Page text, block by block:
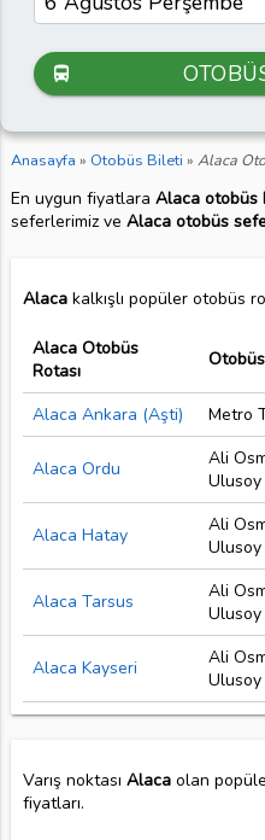
directions_bus
Anasayfa » Otobüs Bileti » Alaca
En uygun fiyatlara Alaca otobüs
seferlerimiz ve Alaca otobüs
Alacakalkışlı popüler otobüs
Alaca Otobüs
Rotası
Otobüs
Alaca Ankara (Aşti)
Metro
Alaca Ordu
Ali
Ulusoy
Alaca Hatay
Ali
Ulusoy
Alaca Tarsus
Ali
Ulusoy
Alaca Kayseri
Ali
Ulusoy
Varış noktası Alacaolan
fiyatları.